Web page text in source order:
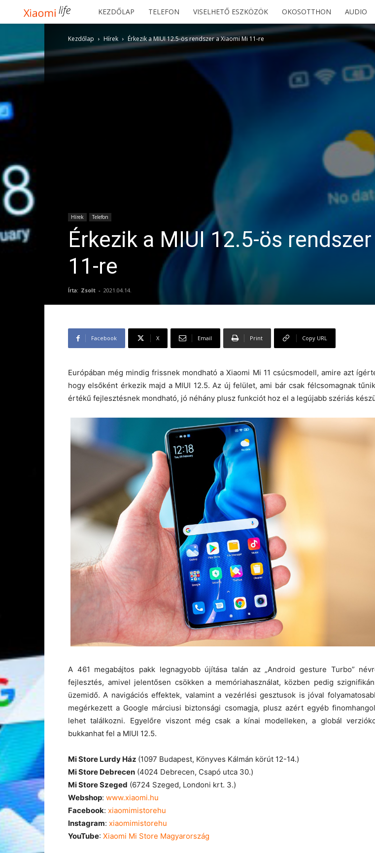
Xiaomilife
KEZDŐLAP TELEFON VISELHETŐ ESZKÖZÖK OKOSOTTHON AUDIO
Kezdőlap Hírek Érkezik a MIUI 12.5-ös rendszer a Xiaomi Mi 11-re
Hírek Telefon
Érkezik a MIUI 12.5-ös
11-re
Írta: Zsolt - 2021.04.14.
Facebook X Email Print Copy URL
Európában még mindig frissnek mondható a Xiaomi Mi 11 csúcsmodell, amire azt
hogy elsőként érkezik majd a MIUI 12.5. Az új felület, ami bár csak félcsomagnak
értékű fejlesztésnek mondható, jó néhány plusz funkciót hoz el a legújabb szériás
A 461 megabájtos pakk legnagyobb újítása talán az „Android gesture Turbo”
fejlesztés, amivel jelentősen csökken a memóriahasználat, közben pedig
üzemidő. A navigációs effektek, valamint a vezérlési gesztusok is jóval
megérkezett a Google márciusi biztonsági csomagja, plusz azért egyéb
lehet találkozni. Egyelőre viszont még csak a kínai modelleken, a globál
bukkanhat fel a MIUI 12.5.
Mi Store Lurdy Ház (1097 Budapest, Könyves Kálmán körút 12-14.)
Mi Store Debrecen (4024 Debrecen, Csapó utca 30.)
Mi Store Szeged (6724 Szeged, Londoni krt. 3.)
Webshop: www.xiaomi.hu
Facebook: xiaomimistorehu
Instagram: xiaomimistorehu
YouTube: Xiaomi Mi Store Magyarország